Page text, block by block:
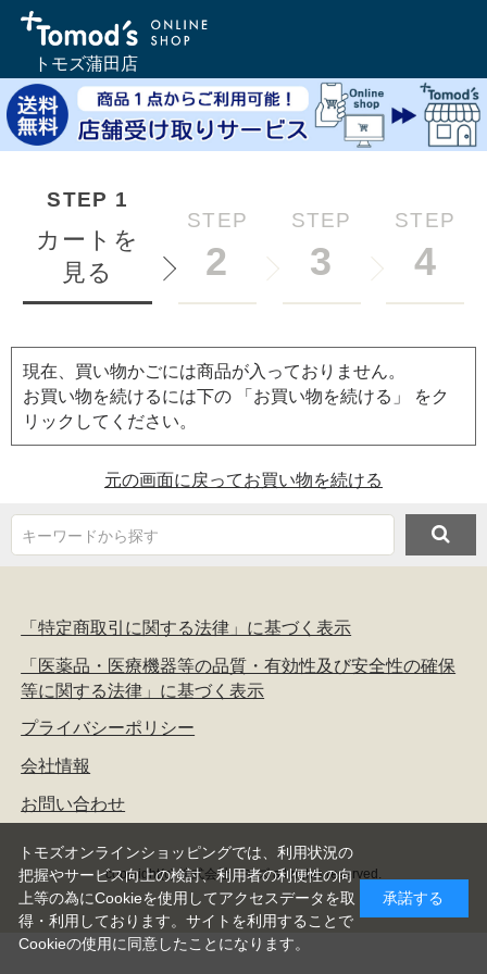
トモズ蒲田店
STEP 1
カートを
見る
STEP
2
STEP
3
STEP
4
現在、買い物かごには商品が入っておりません。
お買い物を続けるには下の 「お買い物を続ける」 をク
リックしてください。
元の画面に戻ってお買い物を続ける
キーワードから探す
「特定商取引に関する法律」に基づく表示
「医薬品・医療機器等の品質・有効性及び安全性の確保
等に関する法律」に基づく表示
プライバシーポリシー
会社情報
お問い合わせ
copyright(c) 株式会社トモズ all rights reserved.
トモズオンラインショッピングでは、利用状況の
把握やサービス向上の検討、利用者の利便性の向
上等の為にCookieを使用してアクセスデータを取
得・利用しております。サイトを利用することで
Cookieの使用に同意したことになります。
承諾する